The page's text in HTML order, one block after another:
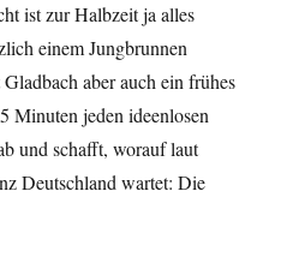
ist zur Halbzeit ja alles
einem Jungbrunnen
aber auch ein frühes
Minuten jeden ideenlosen
und schafft, worauf laut
Deutschland wartet: Die